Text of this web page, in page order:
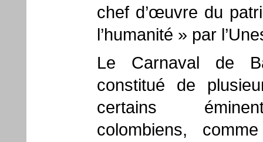
chef d’œuvre du
l’humanité » par
Le Carnaval de
constitué de
certains
colombiens,